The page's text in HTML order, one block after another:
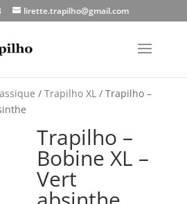
lirette.trapilho@gmail.com
/ Trapilho XL/ Trapilho –
Trapilho –
Bobine XL –
Vert